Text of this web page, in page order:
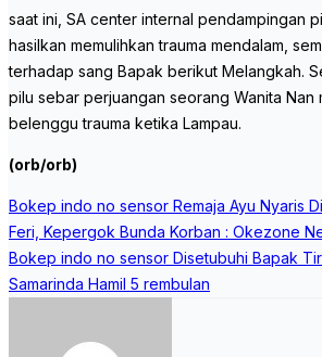
saat ini, SA center internal pendampingan
hasilkan memulihkan trauma mendalam,
terhadap sang Bapak berikut Melangkah.
pilu sebar perjuangan seorang Wanita Nan
belenggu trauma ketika Lampau.
(orb/orb)
Post
navigation
Bokep indo no sensor Remaja Ayu Nyaris
Feri, Kepergok Bunda Korban : Okezone
Bokep indo no sensor Disetubuhi Bapak
Samarinda Hamil 5 rembulan